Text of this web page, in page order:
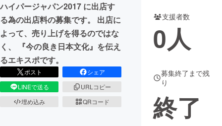
まちづくり・地域活性化
CAMPFIRE for Social Good
CAMPFIRE Creation
CAMPFIREふるさと納税machi-ya
ハイパージャパン2017 に出店す
る為の出店料の募集です。 出店に
よって、売り上げを得るのではな
く、 『今の良き日本文化』を伝え
るエキスポです。
ポスト
シェア
LINEで送る
URLコピー
埋め込み
QRコード
支援者数
0人
募集終了まで残
り
終了